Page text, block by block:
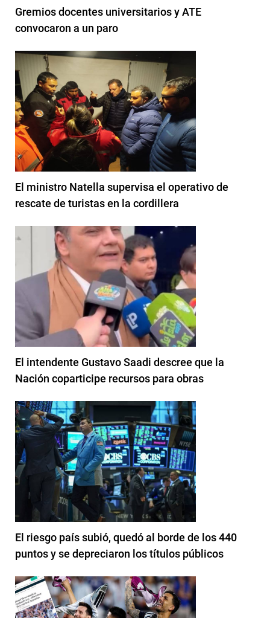
Gremios docentes universitarios y ATE
convocaron a un paro
El ministro Natella supervisa el operativo de
rescate de turistas en la cordillera
El intendente Gustavo Saadi descree que la
Nación coparticipe recursos para obras
El riesgo país subió, quedó al borde de los 440
puntos y se depreciaron los títulos públicos